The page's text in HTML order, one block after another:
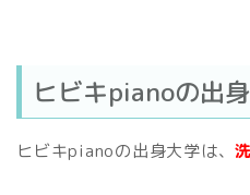
ヒビキpianoの出
ヒビキpianoの出身大学は、